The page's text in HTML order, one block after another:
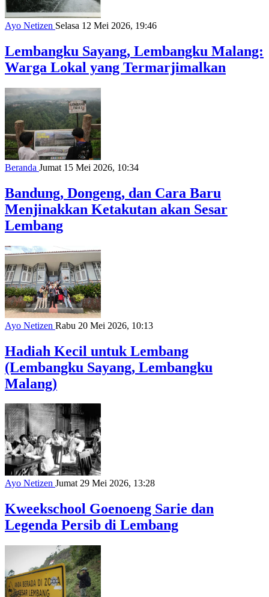
Ayo Netizen Selasa 12 Mei 2026, 19:46
Lembangku Sayang, Lembangku Malang:
Warga Lokal yang Termarjimalkan
Beranda Jumat 15 Mei 2026, 10:34
Bandung, Dongeng, dan Cara Baru
Menjinakkan Ketakutan akan Sesar
Lembang
Ayo Netizen Rabu 20 Mei 2026, 10:13
Hadiah Kecil untuk Lembang
(Lembangku Sayang, Lembangku
Malang)
Ayo Netizen Jumat 29 Mei 2026, 13:28
Kweekschool Goenoeng Sarie dan
Legenda Persib di Lembang